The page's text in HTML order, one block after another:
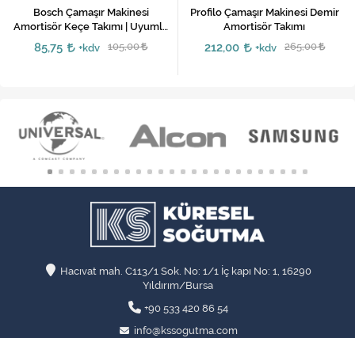
Bosch Çamaşır Makinesi
Amortisör Keçe Takımı | Uyumlu
ve Ekonomik Çözüm
85,75 +kdv 105,00
Profilo Çamaşır Makinesi Demir
Amortisör Takımı
212,00 +kdv 265,00
Hacıvat mah. C113/1 Sok. No: 1/1 İç kapı No: 1, 16290
Yıldırım/Bursa
+90 533 420 86 54
info@kssogutma.com